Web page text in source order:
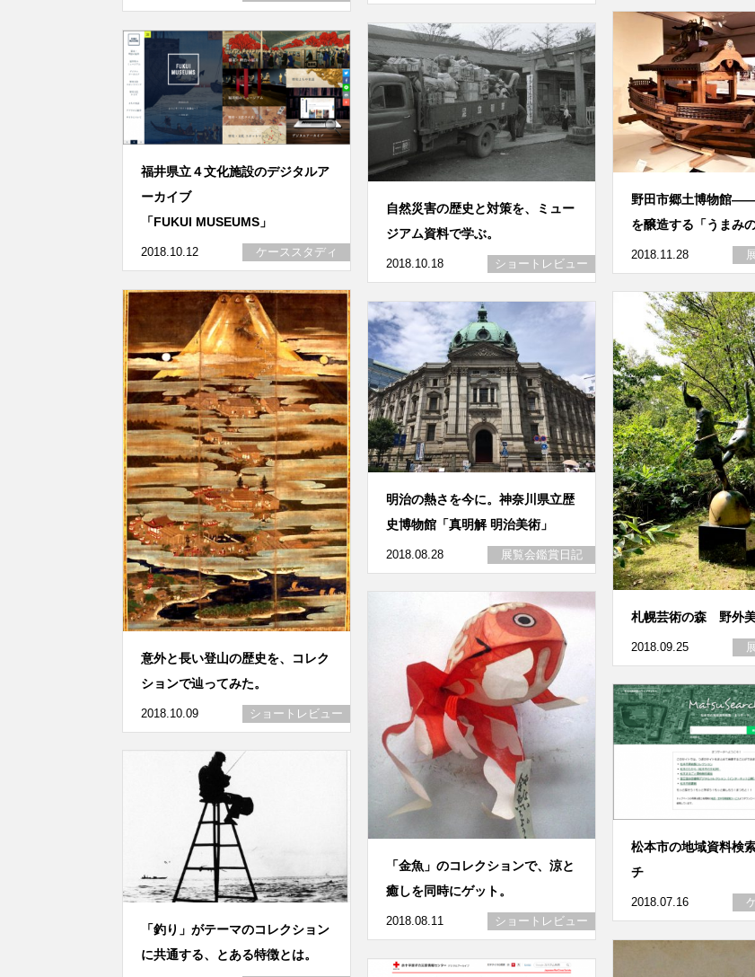
野田市郷土博物館
を醸造する「うまみ
2018.11.28
自然災害の歴史と対策を、ミュー
ジアム資料で学ぶ。
2018.10.18 ショートレビュー
福井県立４文化施設のデジタルア
ーカイブ
「FUKUI MUSEUMS」
2018.10.12 ケーススタディ
意外と長い登山の歴史を、コレク
ションで辿ってみた。
2018.10.09 ショートレビュー
札幌芸術の森 野外
2018.09.25
明治の熱さを今に。神奈川県立歴
史博物館「真明解 明治美術」
2018.08.28 展覧会鑑賞日記
「金魚」のコレクションで、涼と
癒しを同時にゲット。
2018.08.11 ショートレビュー
松本市の地域資料検
チ
2018.07.16
「釣り」がテーマのコレクション
に共通する、とある特徴とは。